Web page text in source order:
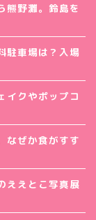
熊野灘。鈴島を
駐車場は？入場
イクやポップコ
なぜか食がすす
ええとこ写真展